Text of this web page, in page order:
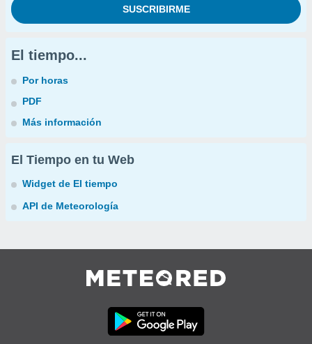
El tiempo...
Por horas
PDF
Más información
El Tiempo en tu Web
Widget de El tiempo
API de Meteorología